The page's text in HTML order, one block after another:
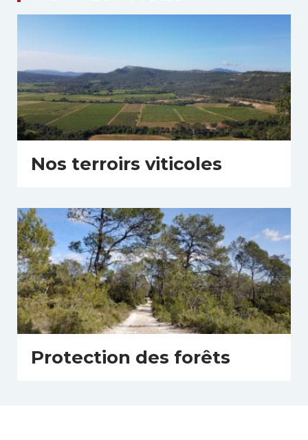
Nos terroirs viticoles
Protection des forêts